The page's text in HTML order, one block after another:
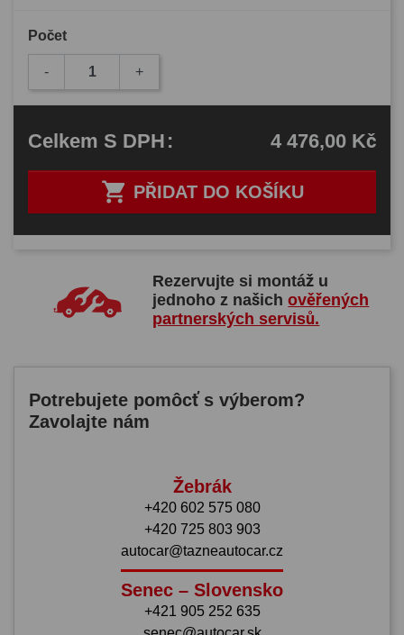
Počet
- +
 PŘIDAT DO KOŠÍKU
Celkem S DPH: 4 476,00 Kč
Rezervujte si montáž u
jednoho z našichověřených
partnerských servisů.
Potrebujete pomôcť s výberom?
Zavolajte nám
Žebrák
+420 602 575 080
+420 725 803 903
autocar@tazneautocar.cz
Senec – Slovensko
+421 905 252 635